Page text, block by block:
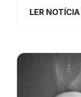
LER NOTÍCIA